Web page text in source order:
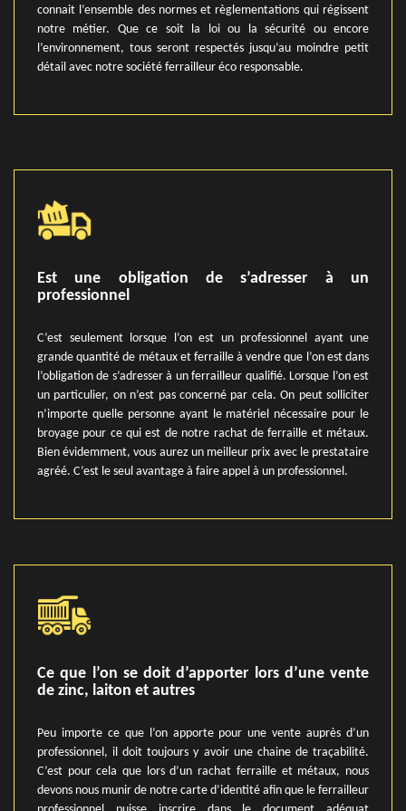
connait l’ensemble des normes et règlementations qui régissent
notre métier. Que ce soit la loi ou la sécurité ou encore
l’environnement, tous seront respectés jusqu’au moindre petit
détail avec notre société ferrailleur éco responsable.
Est une obligation de s’adresser à un
professionnel
C’est seulement lorsque l’on est un professionnel ayant une
grande quantité de métaux et ferraille à vendre que l’on est dans
l’obligation de s’adresser à un ferrailleur qualifié. Lorsque l’on est
un particulier, on n’est pas concerné par cela. On peut solliciter
n’importe quelle personne ayant le matériel nécessaire pour le
broyage pour ce qui est de notre rachat de ferraille et métaux.
Bien évidemment, vous aurez un meilleur prix avec le prestataire
agréé. C’est le seul avantage à faire appel à un professionnel.
Ce que l’on se doit d’apporter lors d’une vente
de zinc, laiton et autres
Peu importe ce que l’on apporte pour une vente auprès d’un
professionnel, il doit toujours y avoir une chaine de traçabilité.
C’est pour cela que lors d’un rachat ferraille et métaux, nous
devons nous munir de notre carte d’identité afin que le ferrailleur